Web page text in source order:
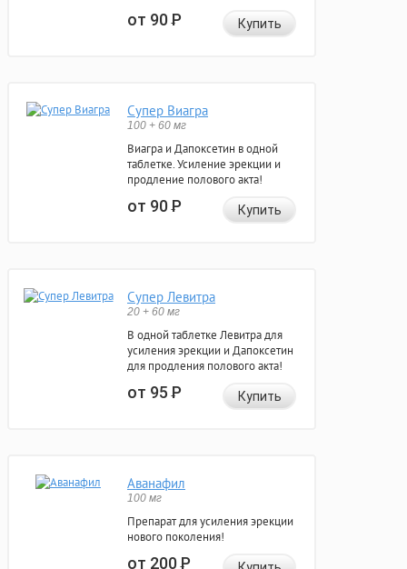
от 90Р Купить
Супер Виагра
100 + 60 мг
Виагра и Дапоксетин в одной
таблетке. Усиление эрекции и
продление полового акта!
от 90Р Купить
Супер Левитра
20 + 60 мг
В одной таблетке Левитра для
усиления эрекции и Дапоксетин
для продления полового акта!
от 95Р Купить
Аванафил
100 мг
Препарат для усиления эрекции
нового поколения!
от 200Р